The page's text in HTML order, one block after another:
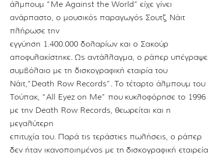
άλμπουμ “Me Against the World” είχε γίνει
ανάρπαστο, ο μουσικός παραγωγός Σουτζ Νάιτ
πλήρωσε την
εγγύηση 1.400.000 δολαρίων και ο Σακούρ
αποφυλακίστηκε. Ως αντάλλαγμα, ο ράπερ υπέγραψε
συμβόλαιο με τη δισκογραφική εταιρία του
Νάιτ, “Death Row Records”. Το τέταρτο άλμπουμ του
Τούπακ, “All Eyez on Me” που κυκλοφόρησε το 1996
με την Death Row Records, θεωρείται και η
μεγαλύτερη
επιτυχία του.
Παρά τις τεράστιες πωλήσεις, ο ράπερ
δεν ήταν ικανοποιημένος με τη δισκογραφική εταιρεία